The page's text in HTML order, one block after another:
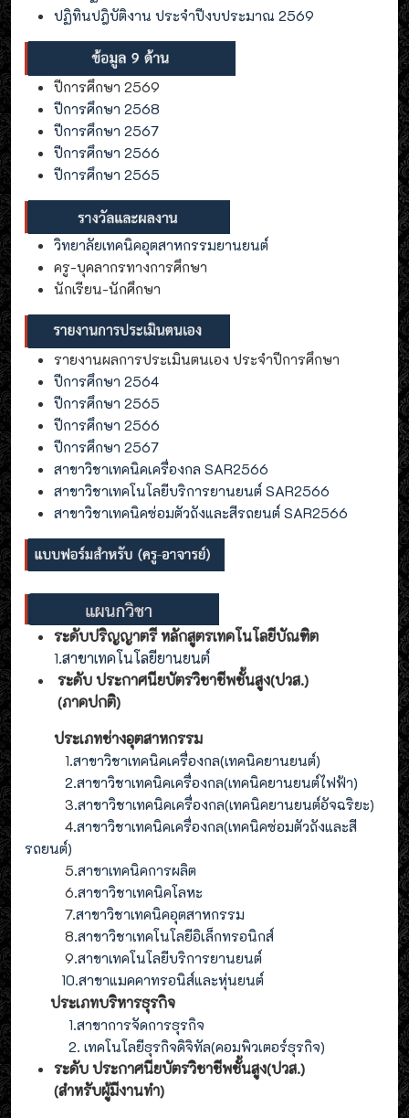
ปฏิทินปฎิบัติงาน ประจำปีงบประมาณ 2569
ปีการศึกษา 2569
ปีการศึกษา 2568
ปีการศึกษา 2567
ปีการศึกษา 2566
ปีการศึกษา 2565
วิทยาลัยเทคนิคอุตสาหกรรมยานยนต์
ครู-บุคลากรทางการศึกษา
นักเรียน-นักศึกษา
รายงานผลการประเมินตนเอง ประจำปีการศึกษา
ปีการศึกษา 2564
ปีการศึกษา 2565
ปีการศึกษา 2566
ปีการศึกษา 2567
สาขาวิชาเทคนิคเครื่องกล SAR2566
สาขาวิชาเทคโนโลยีบริการยานยนต์ SAR2566
สาขาวิชาเทคนิคซ่อมตัวถังและสีรถยนต์ SAR2566
ระดับปริญญาตรี หลักสูตรเทคโนโลยีบัณฑิต
1.สาขาเทคโนโลยียานยนต์
ระดับ ประกาศนียบัตรวิชาชีพชั้นสูง(ปวส.)
(ภาคปกติ)
ประเภทช่างอุตสาหกรรม
1.สาขาวิชาเทคนิคเครื่องกล(เทคนิคยานยนต์)
2.สาขาวิชาเทคนิคเครื่องกล(เทคนิคยานยนต์ไฟฟ้า)
3.สาขาวิชาเทคนิคเครื่องกล(เทคนิคยานยนต์อัจฉริยะ)
4.สาขาวิชาเทคนิคเครื่องกล(เทคนิคซ่อมตัวถังและสี
รถยนต์)
5.สาขาเทคนิคการผลิต
6.สาขาวิชาเทคนิคโลหะ
7.สาขาวิชาเทคนิคอุตสาหกรรม
8.สาขาวิชาเทคโนโลยีอิเล็กทรอนิกส์
9.สาขาเทคโนโลยีบริการยานยนต์
10.สาขาแมคคาทรอนิส์และหุ่นยนต์
ประเภทบริหารธุรกิจ
1.สาขาการจัดการธุรกิจ
2. เทคโนโลยีธุรกิจดิจิทัล(คอมพิวเตอร์ธุรกิจ)
ระดับ ประกาศนียบัตรวิชาชีพชั้นสูง(ปวส.)
(สำหรับผู้มีงานทำ)